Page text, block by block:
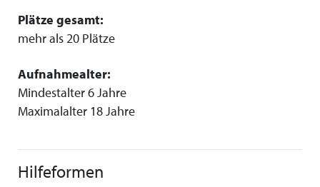
Plätze gesamt:
mehr als 20 Plätze
Aufnahmealter:
Mindestalter 6 Jahre
Maximalalter 18 Jahre
Hilfeformen